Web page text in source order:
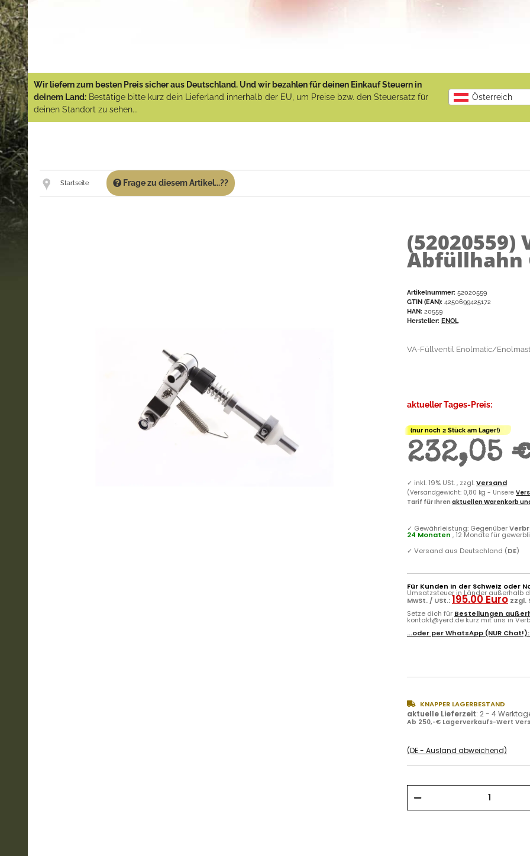
Wir liefern zum besten Preis sicher aus Deutschland. Und wir bezahlen für deinen Einkauf Steuern in
deinem Land: Bestätige bitte kurz dein Lieferland innerhalb der EU, um Preise bzw. den Steuersatz für
deinen Standort zu sehen...
Österreich
Startseite Frage zu diesem Artikel...??
(52020559)
Abfüllhahn
Artikelnummer: 52020559
GTIN (EAN): 4250699425172
HAN: 20559
Hersteller: ENOL
VA-Füllventil Enolmatic/
aktueller Tages-Preis:
(nur noch 2 Stück am Lager!)
232,05
✓ inkl. 19% USt. , zzgl.Versand
(Versandgewicht: 0,80 kg - Unsere
Tarif für Ihren aktuellen Warenkorb
✓ Gewährleistung: Gegenüber
24 Monaten , 12 Monate für
✓ Versand aus Deutschland (DE)
Für Kunden in der Schweiz oder
Umsatzsteuer in Länder außerhalb
MwSt. / USt.:195.00 Euro zzgl.
Setze dich für Bestellungen
kontakt@yerd.de kurz mit uns in
...oder perWhatsApp (NUR Chat!):
KNAPPER LAGERBESTAND
aktuelle Lieferzeit: 2 - 4
Ab 250,-€ Lagerverkaufs-Wert
(DE - Ausland abweichend)